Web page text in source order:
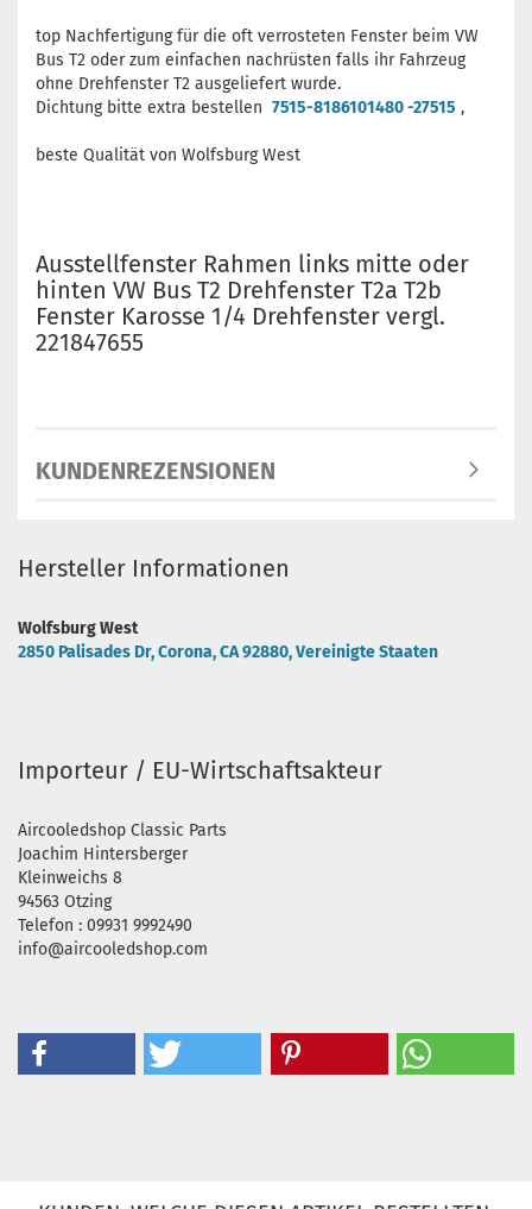
top Nachfertigung für die oft verrosteten Fenster beim VW
Bus T2 oder zum einfachen nachrüsten falls ihr Fahrzeug
ohne Drehfenster T2 ausgeliefert wurde.
Dichtung bitte extra bestellen 7515-8186101480 -27515 ,
beste Qualität von Wolfsburg West
Ausstellfenster Rahmen links mitte oder
hinten VW Bus T2 Drehfenster T2a T2b
Fenster Karosse 1/4 Drehfenster vergl.
221847655
KUNDENREZENSIONEN
Hersteller Informationen
Wolfsburg West
2850 Palisades Dr, Corona, CA 92880, Vereinigte Staaten
Importeur / EU-Wirtschaftsakteur
Aircooledshop Classic Parts
Joachim Hintersberger
Kleinweichs 8
94563 Otzing
Telefon : 09931 9992490
info@aircooledshop.com